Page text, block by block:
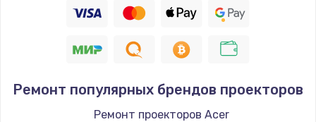
Ремонт популярных брендов проекторов
Ремонт проекторов Acer